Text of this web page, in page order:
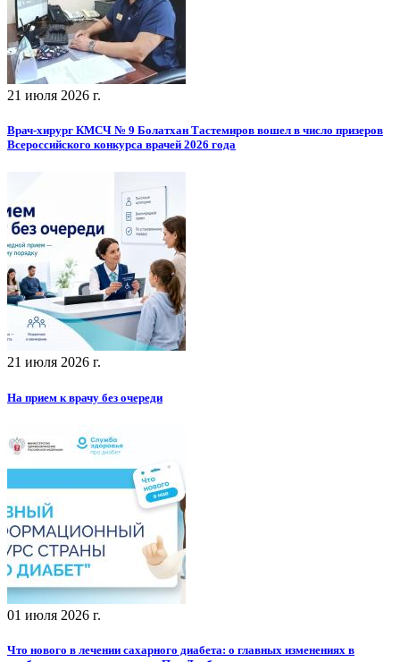
21 июля 2026 г.
Врач-хирург КМСЧ № 9 Болатхан Тастемиров вошел в число призеров
Всероссийского конкурса врачей 2026 года
21 июля 2026 г.
На прием к врачу без очереди
01 июля 2026 г.
Что нового в лечении сахарного диабета: о главных изменениях в